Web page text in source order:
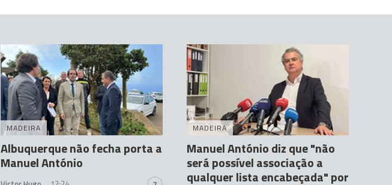
MADEIRA
Albuquerque não fecha porta a
Manuel António
MADEIRA
Manuel António diz que "não
será possível associação a
qualquer lista encabeçada" por